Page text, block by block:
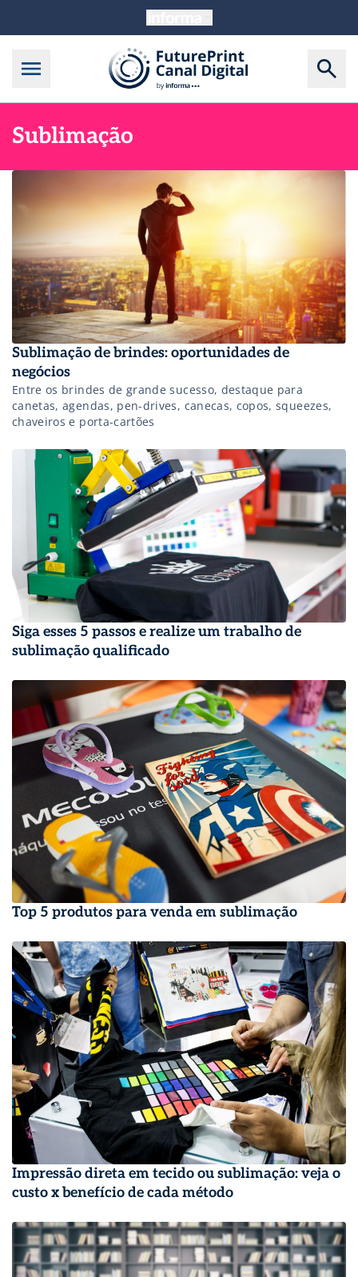
Sublimação
Sublimação de brindes: oportunidades de
negócios
Entre os brindes de grande sucesso, destaque para
canetas, agendas, pen-drives, canecas, copos, squeezes,
chaveiros e porta-cartões
Siga esses 5 passos e realize um trabalho de
sublimação qualificado
Top 5 produtos para venda em sublimação
Impressão direta em tecido ou sublimação: veja o
custo x benefício de cada método